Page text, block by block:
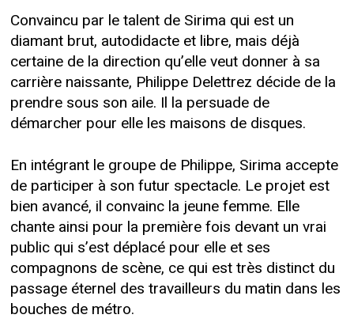
Convaincu par le talent de Sirima qui est un
diamant brut, autodidacte et libre, mais déjà
certaine de la direction qu’elle veut donner à sa
carrière naissante, Philippe Delettrez décide de la
prendre sous son aile. Il la persuade de
démarcher pour elle les maisons de disques.
En intégrant le groupe de Philippe, Sirima accepte
de participer à son futur spectacle. Le projet est
bien avancé, il convainc la jeune femme. Elle
chante ainsi pour la première fois devant un vrai
public qui s’est déplacé pour elle et ses
compagnons de scène, ce qui est très distinct du
passage éternel des travailleurs du matin dans les
bouches de métro.